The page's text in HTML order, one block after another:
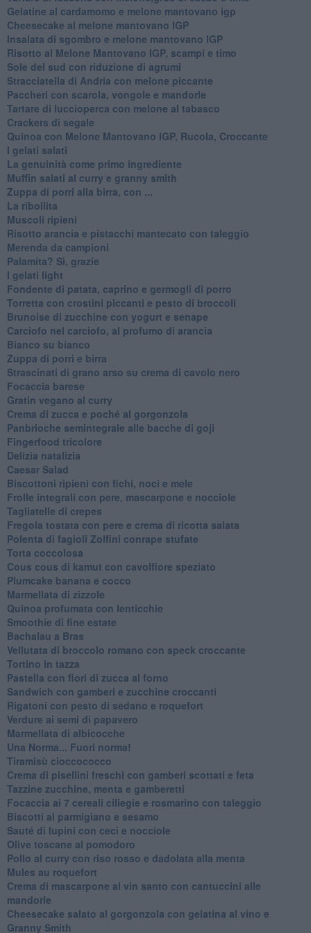
Gelatine al cardamomo e melone mantovano igp
Cheesecake al melone mantovano IGP
Insalata di sgombro e melone mantovano IGP
Risotto al Melone Mantovano IGP, scampi e timo
Sole del sud con riduzione di agrumi
Stracciatella di Andria con melone piccante
Paccheri con scarola, vongole e mandorle
Tartare di luccioperca con melone al tabasco
Crackers di segale
Quinoa con Melone Mantovano IGP, Rucola, Croccante
I gelati salati
La genuinità come primo ingrediente
Muffin salati al curry e granny smith
Zuppa di porri alla birra, con ...
La ribollita
Muscoli ripieni
Risotto arancia e pistacchi mantecato con taleggio
Merenda da campioni
Palamita? Sì, grazie
I gelati light
Fondente di patata, caprino e germogli di porro
Torretta con crostini piccanti e pesto di broccoli
Brunoise di zucchine con yogurt e senape
Carciofo nel carciofo, al profumo di arancia
Bianco su bianco
Zuppa di porri e birra
Strascinati di grano arso su crema di cavolo nero
Focaccia barese
Gratin vegano al curry
Crema di zucca e poché al gorgonzola
Panbrioche semintegrale alle bacche di goji
Fingerfood tricolore
Delizia natalizia
Caesar Salad
Biscottoni ripieni con fichi, noci e mele
Frolle integrali con pere, mascarpone e nocciole
Tagliatelle di crepes
Fregola tostata con pere e crema di ricotta salata
Polenta di fagioli Zolfini conrape stufate
Torta coccolosa
Cous cous di kamut con cavolfiore speziato
Plumcake banana e cocco
Marmellata di zizzole
Quinoa profumata con lenticchie
Smoothie di fine estate
Bachalau a Bras
Vellutata di broccolo romano con speck croccante
Tortino in tazza
Pastella con fiori di zucca al forno
Sandwich con gamberi e zucchine croccanti
Rigatoni con pesto di sedano e roquefort
Verdure ai semi di papavero
Marmellata di albicocche
Una Norma... Fuori norma!
Tiramisù cioccococco
Crema di pisellini freschi con gamberi scottati e feta
Tazzine zucchine, menta e gamberetti
Focaccia ai 7 cereali ciliegie e rosmarino con taleggio
Biscotti al parmigiano e sesamo
Sauté di lupini con ceci e nocciole
Olive toscane al pomodoro
Pollo al curry con riso rosso e dadolata alla menta
Mules au roquefort
Crema di mascarpone al vin santo con cantuccini alle
mandorle
Cheesecake salato al gorgonzola con gelatina al vino e
Granny Smith